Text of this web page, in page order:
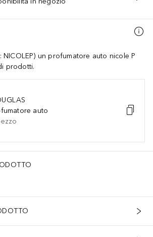
AL CARRELLO
un profumatore auto nicole P
prodotti.
auto